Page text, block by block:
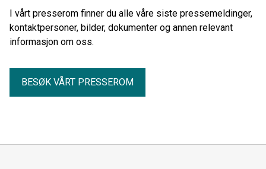
I vårt presserom finner du alle våre siste pressemeldinger,
kontaktpersoner, bilder, dokumenter og annen relevant
informasjon om oss.
BESØK VÅRT PRESSEROM